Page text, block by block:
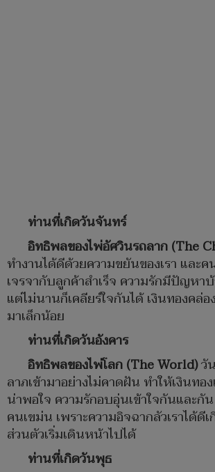
ท่านที่เกิดวันจันทร์
อิทธิพลของไพ่อัศวินรถลาก (The
ทำงานได้ดีด้วยความขยันของเรา และ
เจรจากับลูกค้าสำเร็จ​ ความรักมีปัญหาบ้
แต่ไม่นานก็เคลียร์ใจกันได้ เงินทองคล่อ
มาเล็กน้อย
ท่านที่เกิดวันอังคาร
อิทธิพลของไพ่โลก (The World)วั
ลาภเข้ามาอย่างไม่คาดฝัน ทำให้เงินทอ
น่าพอใจ ความรักอบอุ่นเข้าใจกันและกั
คนเขม่น เพราะความอิจฉากลัวเราได้ดี
ส่วนตัวเริ่มเดินหน้าไปได้
ท่านที่เกิดวันพุธ